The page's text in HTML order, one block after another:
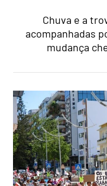
Chuva e a
acompanhadas
mudança